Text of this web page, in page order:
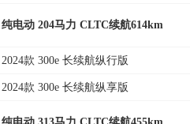
纯电动 204马力 CLTC续航614km
2024款 300e 长续航纵行版
2024款 300e 长续航纵享版